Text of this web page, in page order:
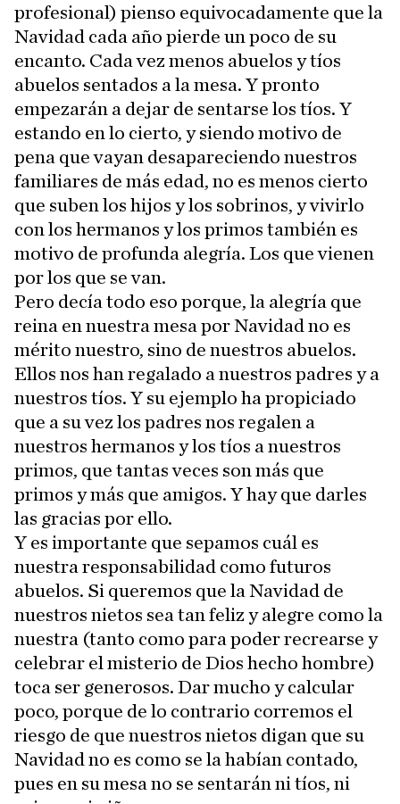
profesional) pienso equivocadamente que la
Navidad cada año pierde un poco de su
encanto. Cada vez menos abuelos y tíos
abuelos sentados a la mesa. Y pronto
empezarán a dejar de sentarse los tíos. Y
estando en lo cierto, y siendo motivo de
pena que vayan desapareciendo nuestros
familiares de más edad, no es menos cierto
que suben los hijos y los sobrinos, y vivirlo
con los hermanos y los primos también es
motivo de profunda alegría. Los que vienen
por los que se van.
Pero decía todo eso porque, la alegría que
reina en nuestra mesa por Navidad no es
mérito nuestro, sino de nuestros abuelos.
Ellos nos han regalado a nuestros padres y a
nuestros tíos. Y su ejemplo ha propiciado
que a su vez los padres nos regalen a
nuestros hermanos y los tíos a nuestros
primos, que tantas veces son más que
primos y más que amigos. Y hay que darles
las gracias por ello.
Y es importante que sepamos cuál es
nuestra responsabilidad como futuros
abuelos. Si queremos que la Navidad de
nuestros nietos sea tan feliz y alegre como la
nuestra (tanto como para poder recrearse y
celebrar el misterio de Dios hecho hombre)
toca ser generosos. Dar mucho y calcular
poco, porque de lo contrario corremos el
riesgo de que nuestros nietos digan que su
Navidad no es como se la habían contado,
pues en su mesa no se sentarán ni tíos, ni